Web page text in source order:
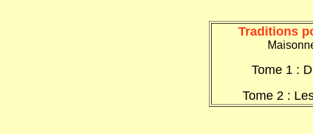
Traditions
Tome 1 :
Tome 2 :